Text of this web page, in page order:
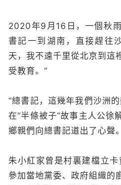
2020年9月16日，一個秋
書記一到湖南，直接趕往
天，我不遠千里從北京到這
受教育。”
“總書記，這幾年我們沙洲
在“半條被子”故事主人公徐
鄉親們向總書記道出了心聲。
朱小紅家曾是村裏建檔立
參加當地黨委、政府組織的